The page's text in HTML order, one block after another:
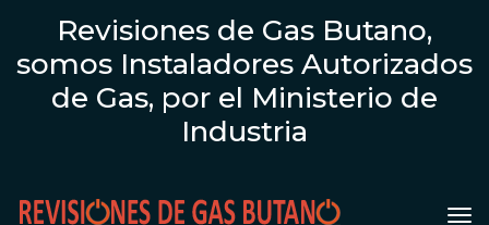
Revisiones de Gas Butano,
somos Instaladores Autorizados
de Gas, por el Ministerio de
Industria